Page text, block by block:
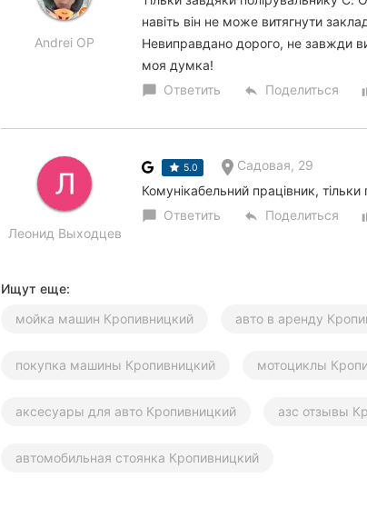
Andrei OP
навіть він не може витягнути
Невиправдано дорого, не завжди
моя думка!
chat_bubble Ответить reply Поделиться
Леонид Выходцев
5.0 Садовая, 29
Комунікабельний працівник,
chat_bubble Ответить reply Поделиться
Ищут еще:
мойка машин Кропивницкий
авто в аренду
покупка машины Кропивницкий мотоциклы
аксесуары для авто Кропивницкий азс отзывы
автомобильная стоянка Кропивницкий